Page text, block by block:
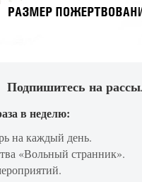
Подпишитесь на
в неделю:
на каждый день.
«Вольный странник».